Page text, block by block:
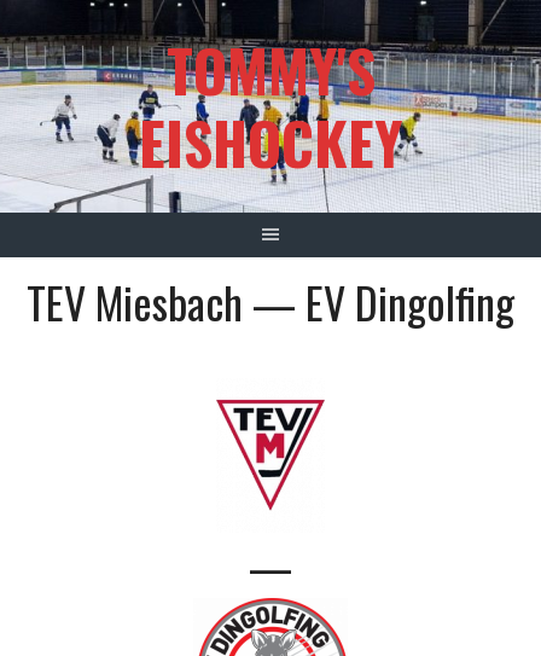
zum
Inhalt
TOMMY'S
EISHOCKEY
TEV Miesbach — EV Dingolfing
—